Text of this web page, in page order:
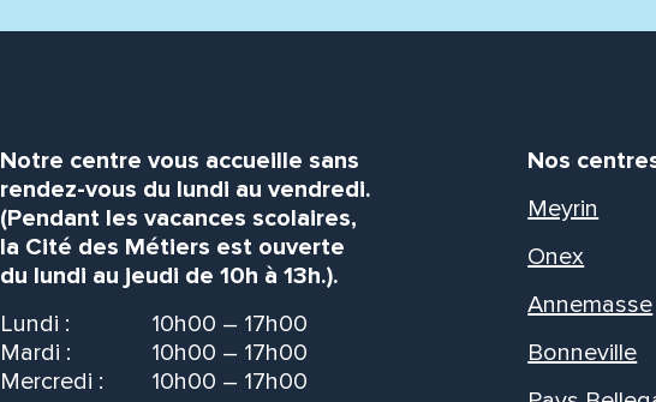
Notre centre vous accueille sans
rendez-vous du lundi au vendredi.
(Pendant les vacances scolaires,
la Cité des Métiers est ouverte
du lundi au jeudi de 10h à 13h.).
Lundi :
10h00 – 17h00
Mardi :
10h00 – 17h00
Mercredi :
10h00 – 17h00
Nos
Meyrin
Onex
Annemasse
Bonneville